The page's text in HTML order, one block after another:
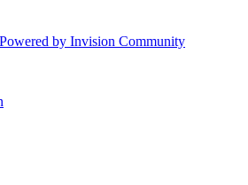
Powered by Invision Community